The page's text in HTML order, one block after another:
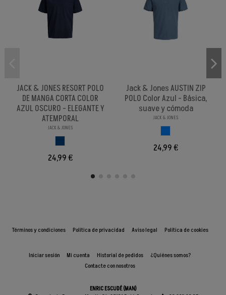
JACK & JONES RESORT POLO
DE MANGA CORTA COLOR
AZUL OSCURO - ELEGANTE Y
ATEMPORAL
JACK & JONES
24,99 €
Jack & Jones AUSTIN ZIP
POLO Color Azul - Básica,
suave y cómoda
JACK & JONES
24,99 €
Términos y condiciones Política de privacidad Aviso legal Política de cookies
Iniciar sesión Mi cuenta Historial de pedidos
¿Quiénes somos?
Contacte con nosotros
ENRIC ESCUDÉ (MAN)